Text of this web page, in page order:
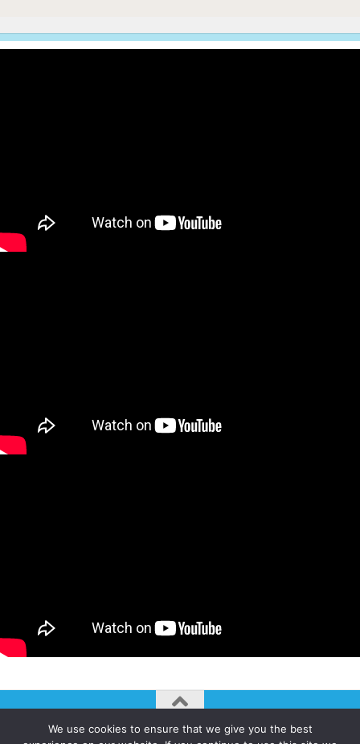
AUTOGIRO/el giro del arte actual © JAVIER MARTINEZ 2026. All
We use cookies to ensure that we give you the best